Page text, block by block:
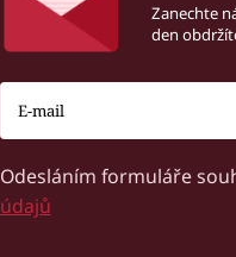
Zanechte
den
Odesláním formuláře
údajů